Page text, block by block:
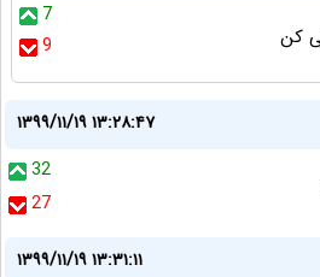
7
9
کن
۱۳۹۹/۱۱/۱۹ ۱۳:۲۸:۴۷
32
27
۱۳۹۹/۱۱/۱۹ ۱۳:۳۱:۱۱